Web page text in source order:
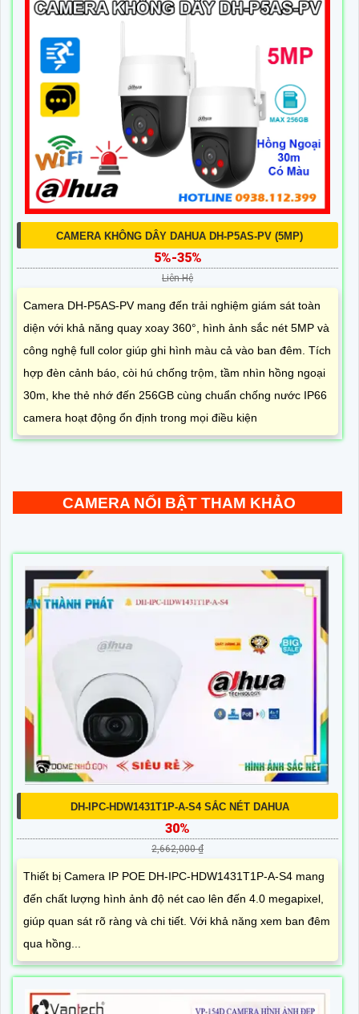
CAMERA KHÔNG DÂY DAHUA DH-P5AS-PV (5MP)
5%-35%
Liên Hệ
Camera DH-P5AS-PV mang đến trải nghiệm giám sát toàn
diện với khả năng quay xoay 360°, hình ảnh sắc nét 5MP và
công nghệ full color giúp ghi hình màu cả vào ban đêm. Tích
hợp đèn cảnh báo, còi hú chống trộm, tầm nhìn hồng ngoại
30m, khe thẻ nhớ đến 256GB cùng chuẩn chống nước IP66
camera hoạt động ổn định trong mọi điều kiện
CAMERA NỔI BẬT THAM KHẢO
DH-IPC-HDW1431T1P-A-S4 SẮC NÉT DAHUA
30%
2,662,000 ₫
Thiết bị Camera IP POE DH-IPC-HDW1431T1P-A-S4 mang
đến chất lượng hình ảnh độ nét cao lên đến 4.0 megapixel,
giúp quan sát rõ ràng và chi tiết. Với khả năng xem ban đêm
qua hồng...